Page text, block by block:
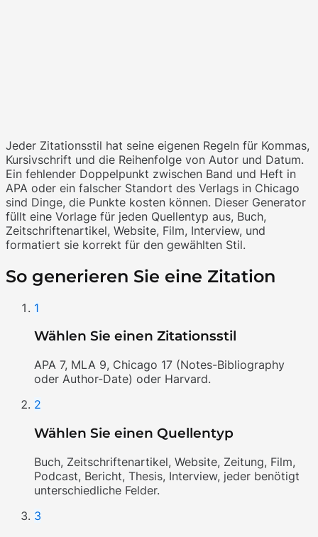
Jeder Zitationsstil hat seine eigenen Regeln für Kommas,
Kursivschrift und die Reihenfolge von Autor und Datum.
Ein fehlender Doppelpunkt zwischen Band und Heft in
APA oder ein falscher Standort des Verlags in Chicago
sind Dinge, die Punkte kosten können. Dieser Generator
füllt eine Vorlage für jeden Quellentyp aus, Buch,
Zeitschriftenartikel, Website, Film, Interview, und
formatiert sie korrekt für den gewählten Stil.
So generieren Sie eine Zitation
1
Wählen Sie einen Zitationsstil
APA 7, MLA 9, Chicago 17 (Notes-Bibliography
oder Author-Date) oder Harvard.
2
Wählen Sie einen Quellentyp
Buch, Zeitschriftenartikel, Website, Zeitung, Film,
Podcast, Bericht, Thesis, Interview, jeder benötigt
unterschiedliche Felder.
3